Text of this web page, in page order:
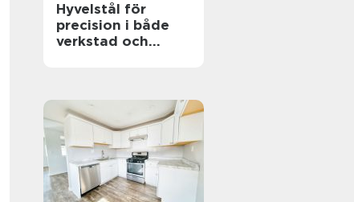
Hyvelstål för
precision i både
verkstad och